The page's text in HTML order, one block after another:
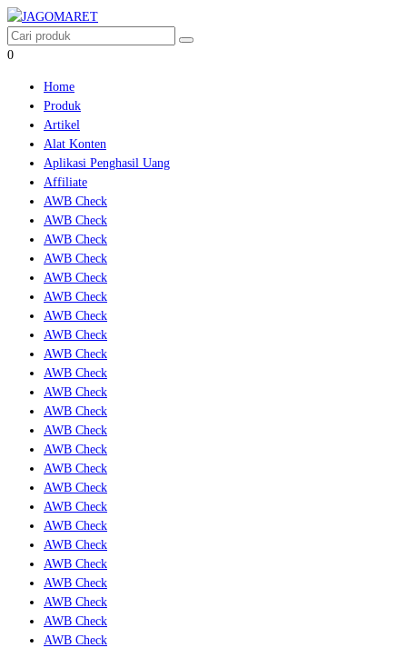
0
Home
Produk
Artikel
Alat Konten
Aplikasi Penghasil Uang
Affiliate
AWB Check
AWB Check
AWB Check
AWB Check
AWB Check
AWB Check
AWB Check
AWB Check
AWB Check
AWB Check
AWB Check
AWB Check
AWB Check
AWB Check
AWB Check
AWB Check
AWB Check
AWB Check
AWB Check
AWB Check
AWB Check
AWB Check
AWB Check
AWB Check